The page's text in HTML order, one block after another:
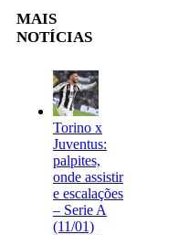
MAIS
NOTÍCIAS
Torino x
Juventus:
palpites,
onde assistir
e escalações
– Serie A
(11/01)